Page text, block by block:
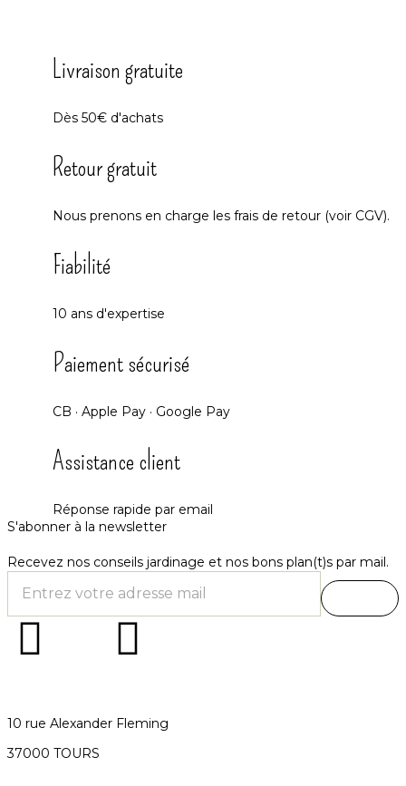
Livraison gratuite
Dès 50€ d'achats
Retour gratuit
Nous prenons en charge les frais de retour (voir CGV).
Fiabilité
10 ans d'expertise
Paiement sécurisé
CB · Apple Pay · Google Pay
Assistance client
Réponse rapide par email
S'abonner à la newsletter
Recevez nos conseils jardinage et nos bons plan(t)s par mail.
10 rue Alexander Fleming
37000 TOURS